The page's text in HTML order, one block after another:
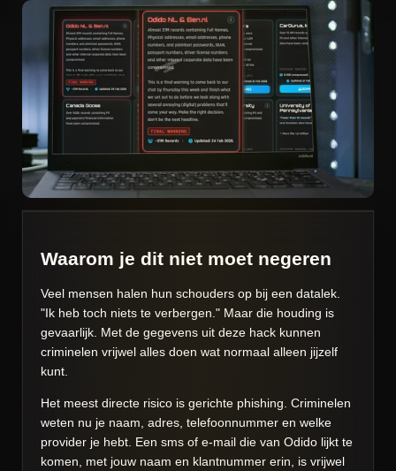
Waarom je dit niet moet negeren
Veel mensen halen hun schouders op bij een datalek.
"Ik heb toch niets te verbergen." Maar die houding is
gevaarlijk. Met de gegevens uit deze hack kunnen
criminelen vrijwel alles doen wat normaal alleen jijzelf
kunt.
Het meest directe risico is gerichte phishing. Criminelen
weten nu je naam, adres, telefoonnummer en welke
provider je hebt. Een sms of e-mail die van Odido lijkt te
komen, met jouw naam en klantnummer erin, is vrijwel